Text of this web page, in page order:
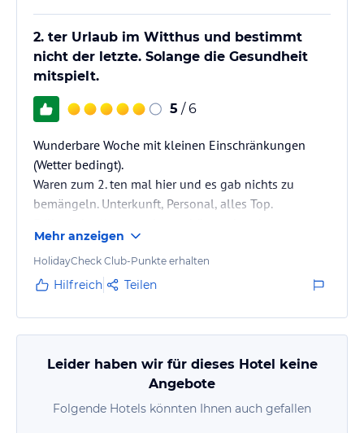
2. ter Urlaub im Witthus und bestimmt
nicht der letzte. Solange die Gesundheit
mitspielt.
5 / 6
Wunderbare Woche mit kleinen Einschränkungen
(Wetter bedingt).
Waren zum 2. ten mal hier und es gab nichts zu
bemängeln. Unterkunft, Personal, alles Top.
Abendessen (2 Gang HP) immer sehr lecker. Greetsiel
ist eine Reise wert. Es gibt eigentlich nichts Neues zu
berichten, da ja in vielen Bewertungen schon alles
Mehr anzeigen
HolidayCheck Club-Punkte erhalten
Hilfreich Teilen
Leider haben wir für dieses Hotel keine
Angebote
Folgende Hotels könnten Ihnen auch gefallen